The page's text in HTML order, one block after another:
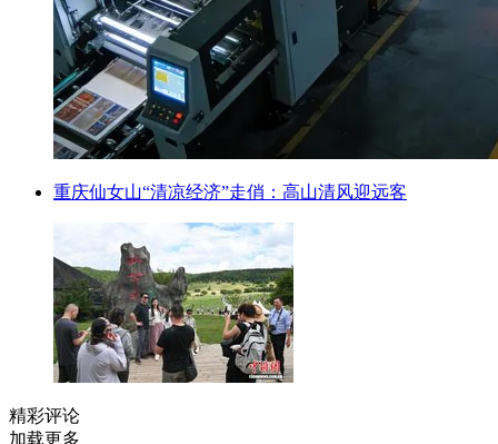
重庆仙女山“清凉经济”走俏：高山清风迎远客
精彩评论
加载更多